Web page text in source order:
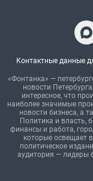
Контактные данные
«Фонтанка» —
новости
интересное, что
наиболее значимые
новости бизнеса, а
Политика и власть,
финансы и работа,
которые освещает
политическое
аудитория — лидеры